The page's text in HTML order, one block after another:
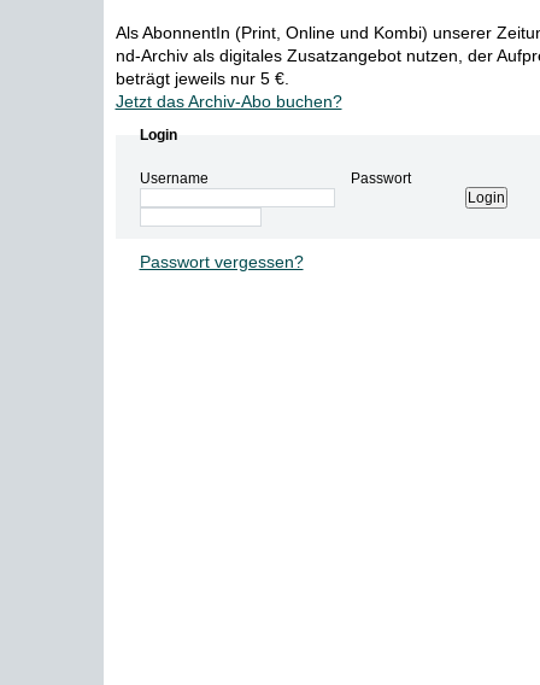
Als AbonnentIn (Print, Online und Kombi) unserer
nd-Archiv als digitales Zusatzangebot nutzen, der
beträgt jeweils nur 5 €.
Jetzt das Archiv-Abo buchen?
Login
Username Passwort
Passwort vergessen?